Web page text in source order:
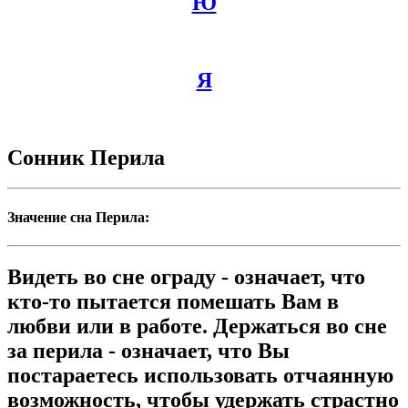
Я
Сонник Перила
Значение сна Перила:
Видеть во сне ограду - означает, что
кто-то пытается помешать Вам в
любви или в работе. Держаться во сне
за перила - означает, что Вы
постараетесь использовать отчаянную
возможность, чтобы удержать страстно